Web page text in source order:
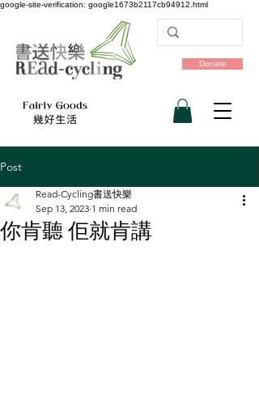
google-site-verification: google1673b2117cb94912.html
Donate
Post
你肯聽 佢就肯講
Read-Cycling書送快樂
Sep 13, 2023 1 min read